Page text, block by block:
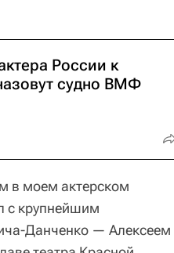
России к
судно ВМФ
в моем актерском
с крупнейшим
Данченко — Алексеем